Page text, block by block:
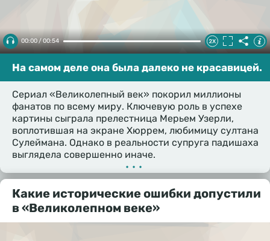
00:00 / 00:54
На самом деле она была далеко не красавицей.
Сериал «Великолепный век» покорил миллионы
фанатов по всему миру. Ключевую роль в успехе
картины сыграла прелестница Мерьем Узерли,
воплотившая на экране Хюррем, любимицу султана
Сулеймана. Однако в реальности супруга падишаха
выглядела совершенно иначе.
•••
Какие исторические ошибки допустили
в «Великолепном веке»